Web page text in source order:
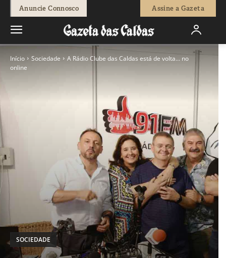
Anuncie Connosco Assine a Gazeta
Início Sociedade
A Rádio Clube das Caldas está de volta… no
online
SOCIEDADE